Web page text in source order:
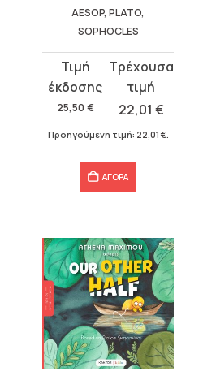
AESOP, PLATO,
SOPHOCLES
25,50 €
Original
price
was:
25,50 €.
22,01 €
τρέχουσα
τιμή
Προηγούμενη τιμή: 22,01 €.
ΑΓΟΡΑ